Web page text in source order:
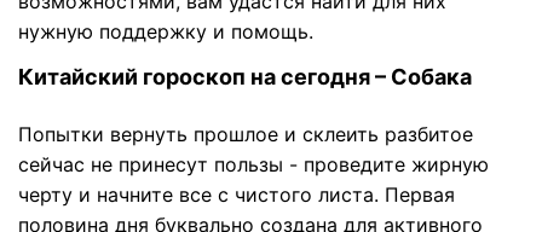
нужную поддержку и помощь.
Китайский гороскоп на сегодня – Собака
Попытки вернуть прошлое и склеить разбитое
сейчас не принесут пользы - проведите жирную
черту и начните все с чистого листа. Первая
половина дня буквально создана для активного